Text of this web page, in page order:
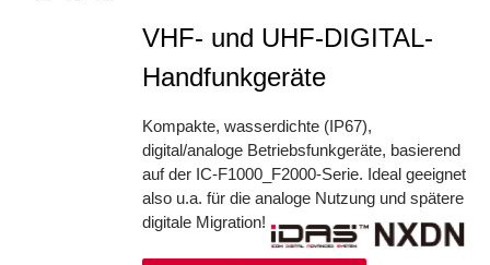
VHF- und UHF-DIGITAL-
Handfunkgeräte
Kompakte, wasserdichte (IP67),
digital/analoge Betriebsfunkgeräte, basierend
auf der IC-F1000_F2000-Serie. Ideal geeignet
also u.a. für die analoge Nutzung und spätere
digitale Migration!